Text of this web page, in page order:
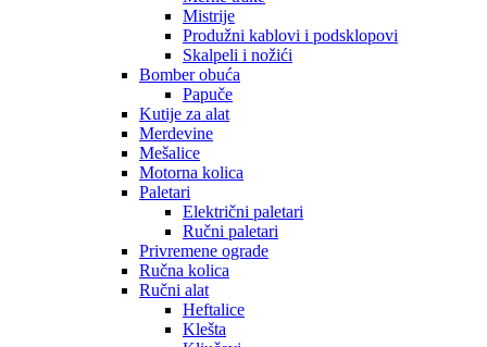
Mistrije
Produžni kablovi i podsklopovi
Skalpeli i nožići
Bomber obuća
Papuče
Kutije za alat
Merdevine
Mešalice
Motorna kolica
Paletari
Električni paletari
Ručni paletari
Privremene ograde
Ručna kolica
Ručni alat
Heftalice
Klešta